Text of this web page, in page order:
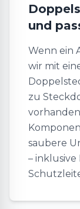
und
Wenn ein
wir mit
zu
saubere
–